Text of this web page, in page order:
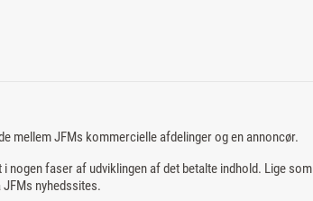
mellem JFMs kommercielle afdelinger og en annoncør.
faser af udviklingen af det betalte indhold. Lige som
nyhedssites.